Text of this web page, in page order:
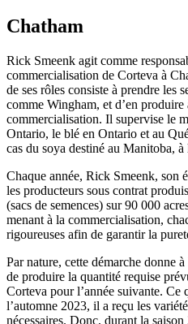
Chatham
Rick Smeenk agit comme
commercialisation de Corteva à
de ses rôles consiste à prendre les
comme Wingham, et d’en
commercialisation. Il supervise le
Ontario, le blé en Ontario et au
cas du soya destiné au Manitoba,
Chaque année, Rick Smeenk, son
les producteurs sous contrat
(sacs de semences) sur 90 000
menant à la commercialisation,
rigoureuses afin de garantir la
Par nature, cette démarche donne
de produire la quantité requise
Corteva pour l’année suivante. Ce
l’automne 2023, il a reçu les
nécessaires. Donc, durant la